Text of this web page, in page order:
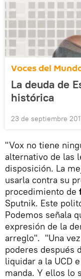
Voces del
La deuda de
histórica
23 de septiembre
"Vox no tiene
alternativo de las
disposición. La
usarla contra su
procedimiento de
Sputnik. Este
Podemos señala
expresión de la
arreglo". "Una
poderes después
liquidar a la UCD
manda. Y ellos lo